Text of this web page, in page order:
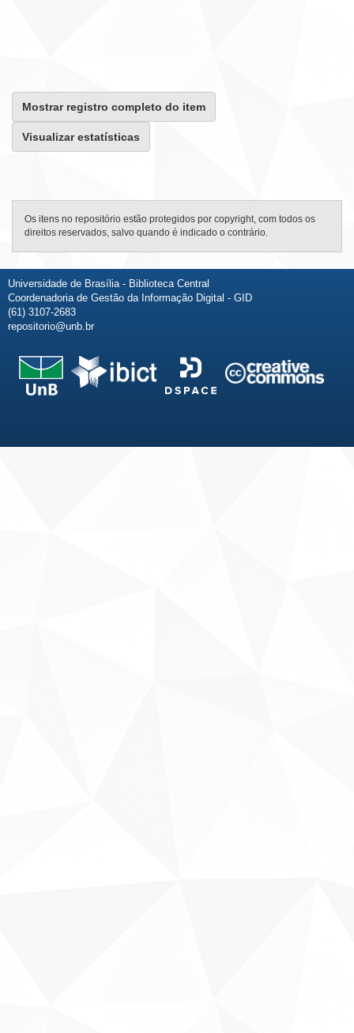
Mostrar registro completo do item
Visualizar estatísticas
Os itens no repositório estão protegidos por copyright, com todos os
direitos reservados, salvo quando é indicado o contrário.
Universidade de Brasília - Biblioteca Central
Coordenadoria de Gestão da Informação Digital - GID
(61) 3107-2683
repositorio@unb.br